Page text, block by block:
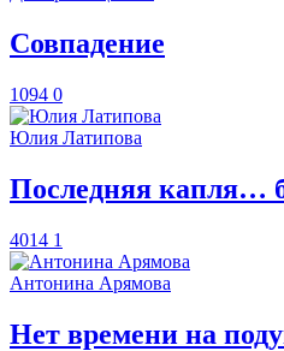
​Совпадение
1094 0
Юлия Латипова
​Последняя капля…
4014 1
Антонина Арямова
​Нет времени на